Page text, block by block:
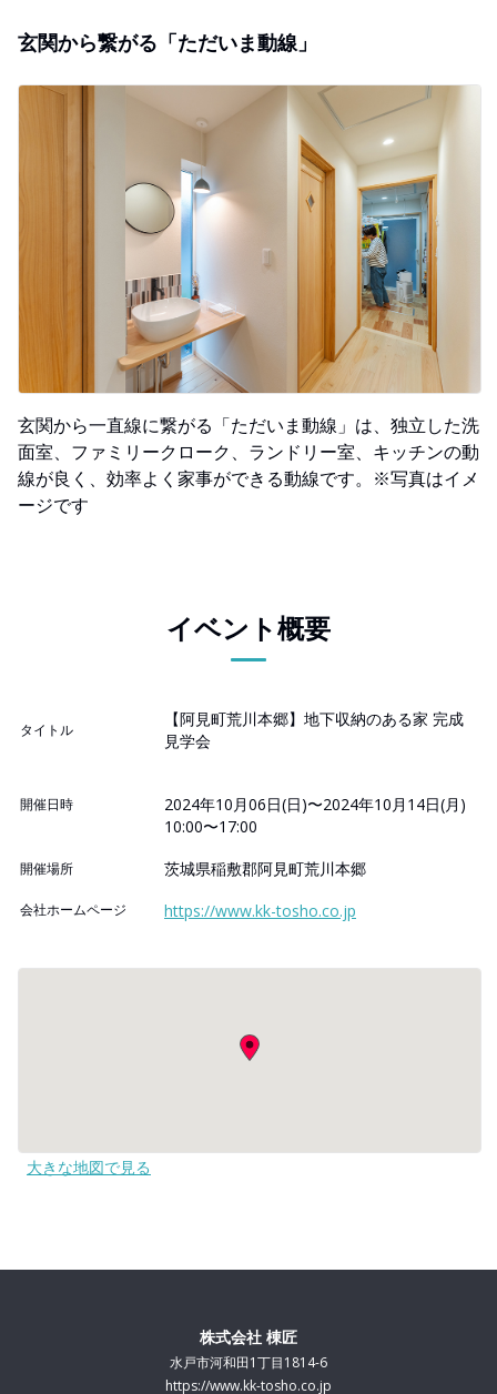
玄関から繋がる「ただいま動線」
玄関から一直線に繋がる「ただいま動線」は、独立した洗
面室、ファミリークローク、ランドリー室、キッチンの動
線が良く、効率よく家事ができる動線です。※写真はイメ
ージです
イベント概要
タイトル
【阿見町荒川本郷】地下収納のある家 完成
見学会
開催日時
2024年10月06日(日)〜2024年10月14日(月)
10:00〜17:00
開催場所 茨城県稲敷郡阿見町荒川本郷
会社ホームページ https://www.kk-tosho.co.jp
大きな地図で見る
株式会社 棟匠
水戸市河和田1丁目1814-6
https://www.kk-tosho.co.jp